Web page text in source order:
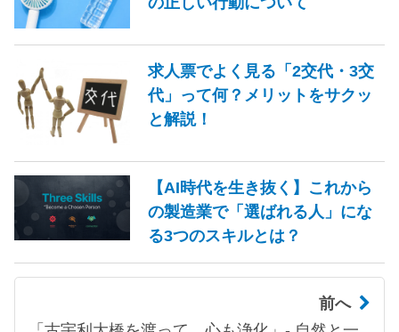
求人票でよく見る「2交代・3交
代」って何？メリットをサクッ
と解説！
【AI時代を生き抜く】これから
の製造業で「選ばれる人」にな
る3つのスキルとは？
前へ